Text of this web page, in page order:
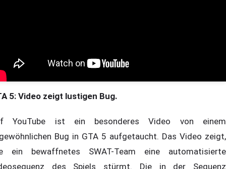
5: Video zeigt lustigen Bug.
YouTube ist ein besonderes Video von einem
Bug in GTA 5 aufgetaucht. Das Video zeigt,
ein bewaffnetes SWAT-Team eine automatisierte
des Spiels stürmt. Die in der Sequenz